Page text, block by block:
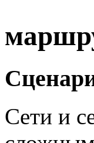
Сети и